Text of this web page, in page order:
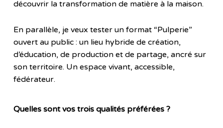
découvrir la transformation de matière à la maison.
En parallèle, je veux tester un format “Pulperie”
ouvert au public : un lieu hybride de création,
d’éducation, de production et de partage, ancré sur
son territoire. Un espace vivant, accessible,
fédérateur.
Quelles sont vos trois qualités préférées ?